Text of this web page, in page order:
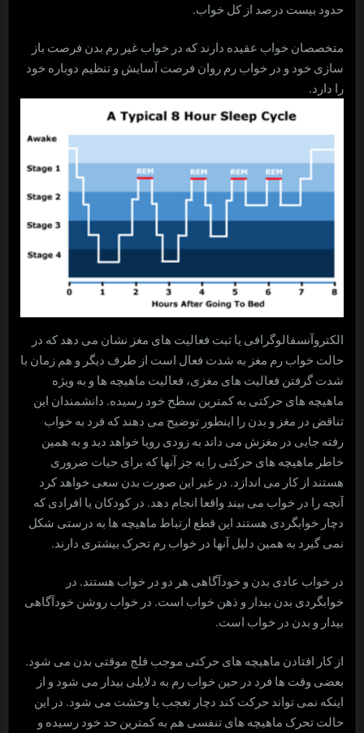
حدود بیست درصد از کل خواب.
متخصصان خواب عقیده دارند که در خواب غیر رم بدن فرصت باز
سازی خود و در خواب رم روان فرصت آسایش و تنظیم دوباره خود
را دارد.
الکتروآنسفالوگرافی یا ثبت فعالیت های مغز نشان می دهد که در
حالت خواب رم مغز به شدت فعال است از طرف دیگر و هم زمان با
شدت گرفتن فعالیت های مغزی، فعالیت ماهیچه ها و به ویژه
ماهیچه های حرکتی به کمترین سطح خود رسیده. دانشمندان این
تناقض در مغز و بدن را اینطور توضیح می دهند که فرد به خواب
رفته جایی در مغزش می داند به زودی رویا خواهد دید و به همین
خاطر ماهیچه های حرکتی را به جز آنها که برای حیات ضروری
هستند از کار می اندازد. در غیر این صورت بدن سعی خواهد کرد
آنچه را در خواب می بیند واقعا انجام دهد. در کودکان یا افرادی که
دچار خوابگردی هستند این قطع ارتباط ماهیچه ها به درستی شکل
نمی گیرد به همین دلیل آنها در خواب رم تحرک بیشتری دارند.
در خواب عادی بدن و خودآگاهی هر دو در خواب هستند. در
خوابگردی بدن بیدار و ذهن خواب است. در خواب روشن خودآگاهی
بیدار و بدن در خواب است.
از کار افتادن ماهیچه های حرکتی موجب فلج موقتی بدن می شود.
بعضی وقت ها فرد در حین خواب رم به دلایلی بیدار می شود و از
اینکه نمی تواند حرکت کند دچار تعجب یا وحشت می شود. در این
حالت تحرک ماهیچه های تنفسی هم به کمترین حد خود رسیده و